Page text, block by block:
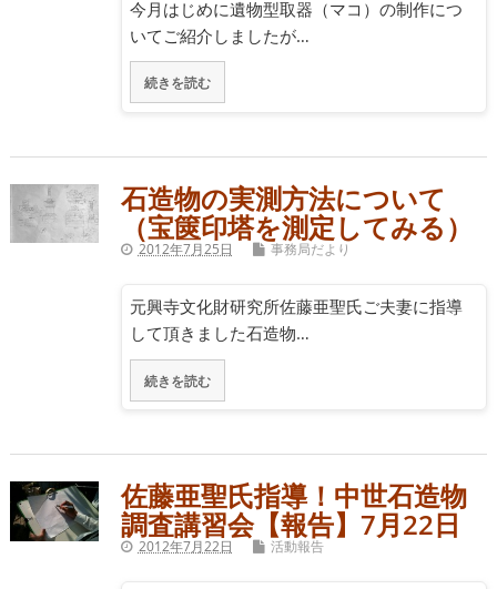
今月はじめに遺物型取器（マコ）の制作につ
いてご紹介しましたが…
続きを読む
石造物の実測方法について
（宝篋印塔を測定してみる）
2012年7月25日 事務局だより
元興寺文化財研究所佐藤亜聖氏ご夫妻に指導
して頂きました石造物…
続きを読む
佐藤亜聖氏指導！中世石造物
調査講習会【報告】7月22日
2012年7月22日 活動報告